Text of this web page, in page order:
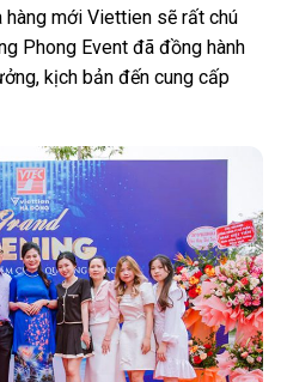
mới Viettien sẽ rất chú
Phong Event đã đồng hành
kịch bản đến cung cấp